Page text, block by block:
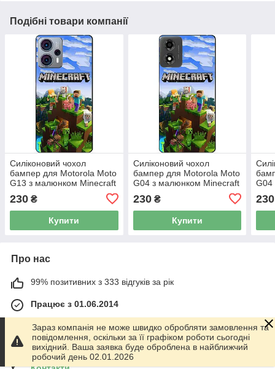
Подібні товари компанії
Силіконовий чохол
бампер для Motorola Moto
G13 з малюнком Minecraft
230 ₴
Купити
Силіконовий чохол
бампер для Motorola Moto
G04 з малюнком Minecraft
230₴
Купити
230
Про нас
99% позитивних з 333 відгуків за рік
Працює з 01.06.2014
м. Харків
График работы 10.00-17.00. Суббота - Воскресенье
выходной!, Харків, Україна
Зараз компанія не може швидко обробляти замовлення та
повідомлення, оскільки за її графіком роботи сьогодні
вихідний. Ваша заявка буде оброблена в найближчий
робочий день 02.01.2026